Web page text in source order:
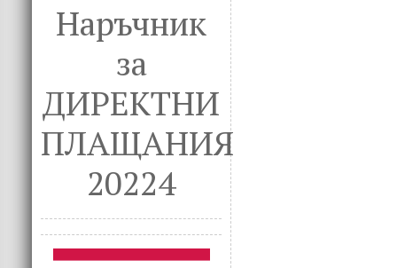
Наръчник
за
ДИРЕКТНИ
ПЛАЩАНИЯ
20224